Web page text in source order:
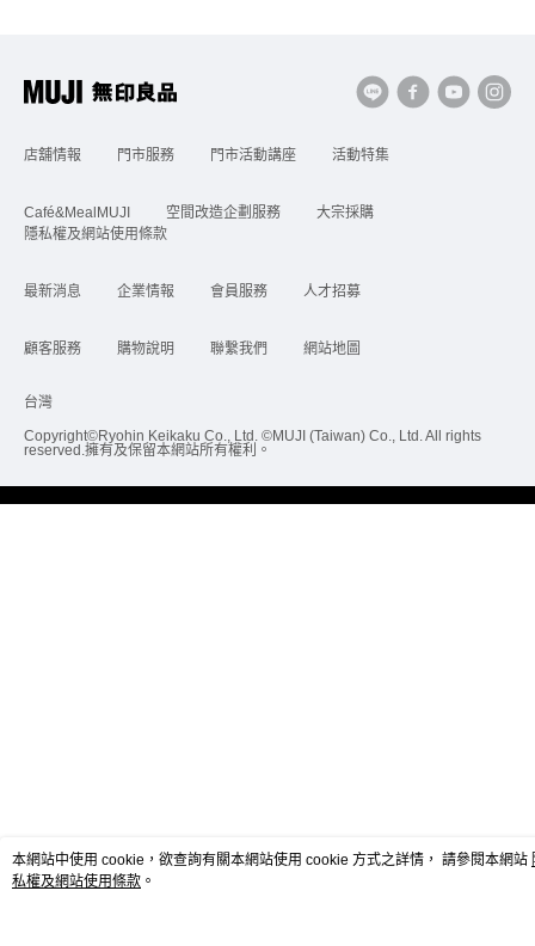
店舖情報 門市服務 門市活動講座 活動特集
Café&MealMUJI 空間改造企劃服務
大宗採購
隱私權及網站使用條款
最新消息 企業情報 會員服務 人才招募
顧客服務 購物說明 聯繫我們 網站地圖
台灣
Copyright©Ryohin Keikaku Co., Ltd. ©MUJI (Taiwan) Co., Ltd. All rights
reserved.擁有及保留本網站所有權利。
本網站中使用 cookie，欲查詢有關本網站使用 cookie 方式之詳情， 請參閱本網站
私權及網站使用條款 。